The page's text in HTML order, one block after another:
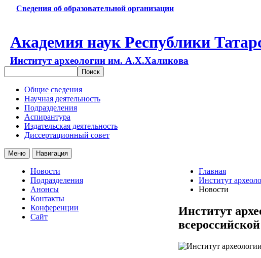
Сведения об образовательной организации
Академия наук Республики
Институт археологии им. А.Х.Халикова
Общие сведения
Научная деятельность
Подразделения
Аспирантура
Издательская деятельность
Диссертационный совет
Меню Навигация
Новости
Подразделения
Анонсы
Контакты
Конференции
Сайт
Главная
Институт
Новости
Институт